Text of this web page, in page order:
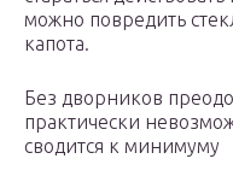
можно повредить
капота.
Без дворников
практически
сводится к минимуму